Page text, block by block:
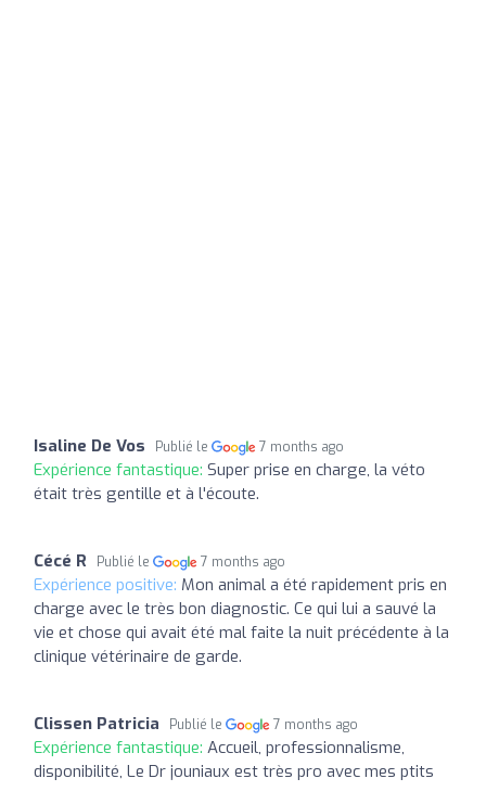
Isaline De Vos Publié le 7 months ago
Expérience fantastique: Super prise en charge, la véto
était très gentille et à l'écoute.
Cécé R Publié le 7 months ago
Expérience positive: Mon animal a été rapidement pris en
charge avec le très bon diagnostic. Ce qui lui a sauvé la
vie et chose qui avait été mal faite la nuit précédente à la
clinique vétérinaire de garde.
Clissen Patricia Publié le 7 months ago
Expérience fantastique: Accueil, professionnalisme,
disponibilité, Le Dr jouniaux est très pro avec mes ptits